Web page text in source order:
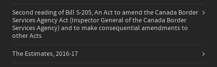
Second reading of Bill S-205, An Act to amend the Canada Border
Services Agency Act (Inspector General of the Canada Border
Services Agency) and to make consequential amendments to
other Acts
The Estimates, 2016-17